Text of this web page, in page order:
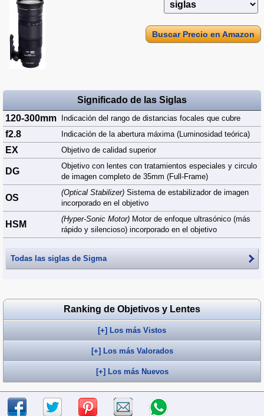
Buscar Precio en Amazon
Significado de las Siglas
120-300mm
Indicación del rango de distancias focales que cubre
f2.8 Indicación de la abertura máxima (Luminosidad teórica)
EX Objetivo de calidad superior
DG
Objetivo con lentes con tratamientos especiales y circulo
de imagen completo de 35mm (Full-Frame)
OS
(Optical Stabilizer) Sistema de estabilizador de imagen
incorporado en el objetivo
HSM
(Hyper-Sonic Motor) Motor de enfoque ultrasónico (más
rápido y silencioso) incorporado en el objetivo
Todas las siglas de Sigma
Ranking de Objetivos y Lentes
[+] Los más Vistos
[+] Los más Valorados
[+] Los más Nuevos